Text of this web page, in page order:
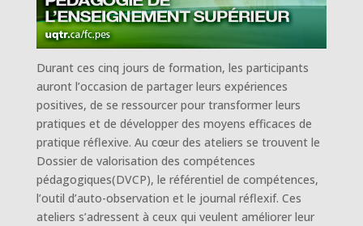
Durant ces cinq jours de formation, les participants
auront l’occasion de partager leurs expériences
positives, de se ressourcer pour transformer leurs
pratiques et de développer des moyens efficaces de
pratique réflexive. Au cœur des ateliers se trouvent le
Dossier de valorisation des compétences
pédagogiques(DVCP), le référentiel de compétences,
l’outil d’auto-observation et le journal réflexif. Ces
ateliers s’adressent à ceux qui veulent améliorer leur